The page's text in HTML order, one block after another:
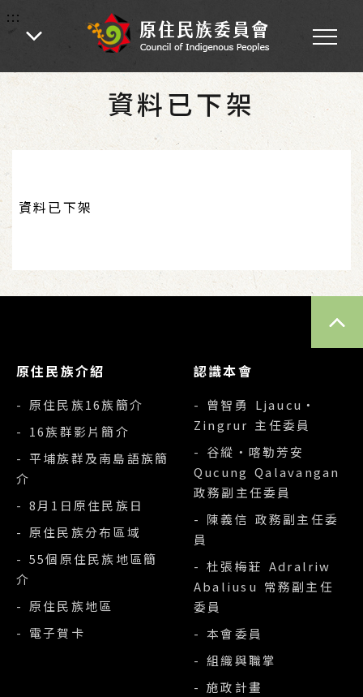
:::
:::
首頁
資料已下架
資料已下架
原住民族介紹
- 原住民族16族簡介
- 16族群影片簡介
- 平埔族群及南島語族簡
介
- 8月1日原住民族日
- 原住民族分布區域
- 55個原住民族地區簡
介
- 原住民族地區
- 電子賀卡
認識本會
- 曾智勇 Ljaucu‧
Zingrur 主任委員
- 谷縱‧喀勒芳安
Qucung Qalavangan
政務副主任委員
- 陳義信 政務副主任委
員
- 杜張梅莊 Adralriw
Abaliusu 常務副主任
委員
- 本會委員
- 組織與職掌
- 施政計畫